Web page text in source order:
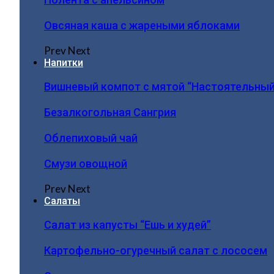
Овсяная каша с жареными яблоками
PrevNext
Напитки
Вишневый компот с мятой
Безалкогольная Сангрия
Облепиховый чай
Смузи овощной
PrevNext
Салаты
Салат из капусты “Ешь и худей”
Картофельно-огуречный салат с лососем